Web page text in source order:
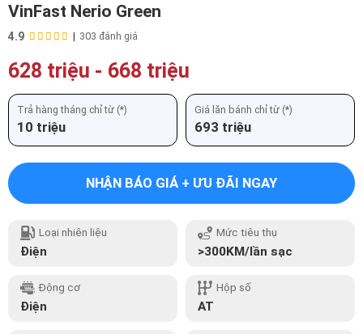
VinFast Nerio Green
4.9 | 303 đánh giá
628 triệu - 668 triệu
Trả hàng tháng chỉ từ (*)
10 triệu
Giá lăn bánh chỉ từ (*)
693 triệu
NHẬN BÁO GIÁ + ƯU ĐÃI NGAY
Loại nhiên liệu
Điện
Mức tiêu thụ
>300KM/lần sạc
Động cơ
Điện
Hộp số
AT